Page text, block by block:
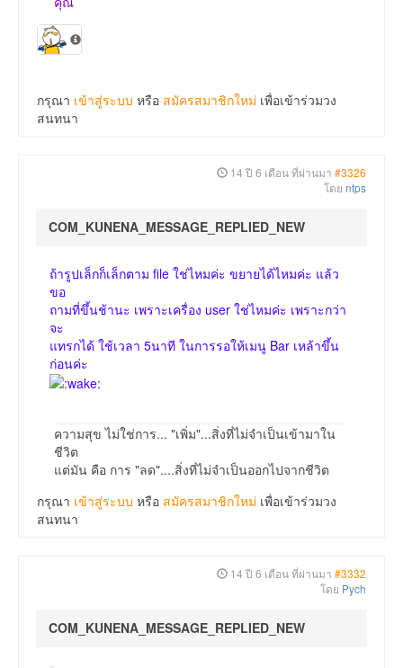
กรุณา เข้าสู่ระบบ หรือ สมัครสมาชิกใหม่ เพื่อเข้าร่วมวง
สนทนา
14 ปี 6 เดือน ที่ผ่านมา #3326
โดย ntps
COM_KUNENA_MESSAGE_REPLIED_NEW
ถ้ารูปเล็กก็เล็กตาม file ใช่ไหมค่ะ ขยายได้ไหมค่ะ แล้ว
ขอ
ถามที่ขึ้นช้านะ เพราะเครื่อง user ใช่ไหมค่ะ เพราะกว่า
จะ
แทรกได้ ใช้เวลา 5นาที ในการรอให้เมนู Bar เหล้าขึ้น
ก่อนค่ะ
ความสุข ไม่ใช่การ... "เพิ่ม"...สิ่งที่ไม่จำเป็นเข้ามาใน
ชีวิต
แต่มัน คือ การ "ลด"....สิ่งที่ไม่จำเป็นออกไปจากชีวิต
กรุณา เข้าสู่ระบบ หรือ สมัครสมาชิกใหม่ เพื่อเข้าร่วมวง
สนทนา
14 ปี 6 เดือน ที่ผ่านมา #3332
โดย Pych
COM_KUNENA_MESSAGE_REPLIED_NEW